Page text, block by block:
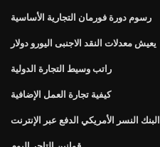
رسوم دورة فورمان التجارية الأساسية
يعيش معدلات النقد الاجنبى اليورو دولار
راتب وسيط التجارة الدولية
كيفية تجارة العمل الإضافية
البنك النسر الأمريكي الدفع عبر الإنترنت